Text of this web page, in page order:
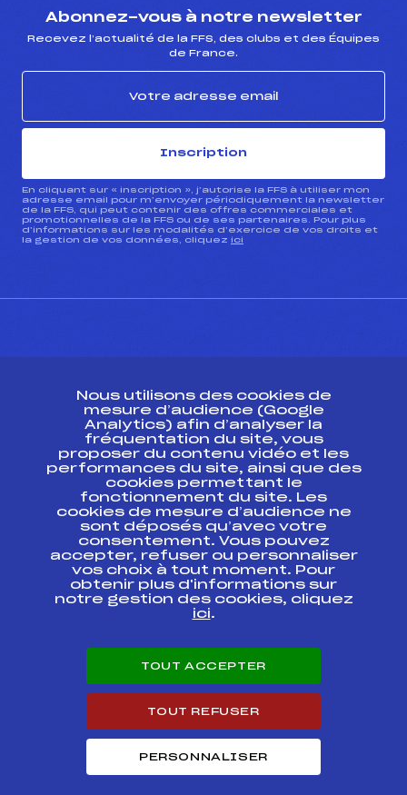
Abonnez-vous à notre newsletter
Recevez l’actualité de la FFS, des clubs et des Équipes
de France.
Inscription
En cliquant sur « inscription », j’autorise la FFS à utiliser mon
adresse email pour m’envoyer périodiquement la newsletter
de la FFS, qui peut contenir des offres commerciales et
promotionnelles de la FFS ou de ses partenaires. Pour plus
d’informations sur les modalités d’exercice de vos droits et
la gestion de vos données, cliquez ici
ESPACE PRESSE
Ressources
Pass’Neige
Projet sportif fédéral
Projet de performance fédéral
Antidopage
Pôle Développement, Formation, Suivi
Scientifique
Listes ministérielles
Pôle vie de l’athlète
Carrières
Nous utilisons des cookies de
mesure d’audience (Google
Analytics) afin d’analyser la
fréquentation du site, vous
proposer du contenu vidéo et les
performances du site, ainsi que des
cookies permettant le
fonctionnement du site. Les
cookies de mesure d’audience ne
sont déposés qu’avec votre
consentement. Vous pouvez
accepter, refuser ou personnaliser
vos choix à tout moment. Pour
obtenir plus d'informations sur
notre gestion des cookies, cliquez
ici.
TOUT ACCEPTER
TOUT REFUSER
PERSONNALISER